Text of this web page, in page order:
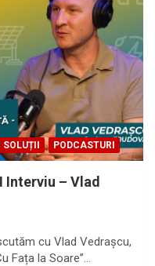
SOLUȚII PODCASTURI
Interviu – Vlad
cu Vlad Vedrașcu,
Fața la Soare”…